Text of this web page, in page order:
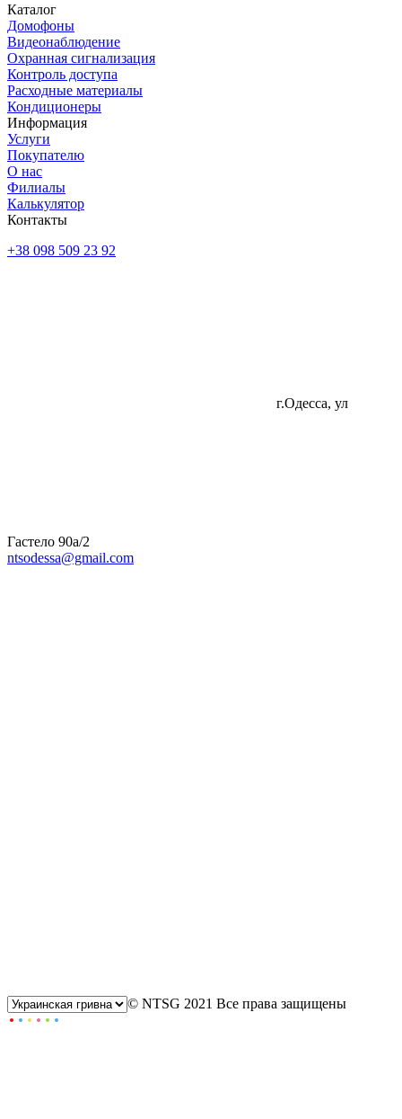
Каталог
Домофоны
Видеонаблюдение
Охранная сигнализация
Контроль доступа
Расходные материалы
Кондиционеры
Информация
Услуги
Покупателю
О нас
Филиалы
Калькулятор
Контакты
+38 098 509 23 92
г.Одесса, ул
Гастело 90а/2
ntsodessa@gmail.com
© NTSG 2021 Все права защищены